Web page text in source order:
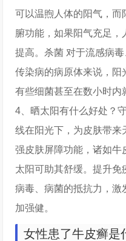
可以温煦人体的阳气，
腑功能，如果阳气充足，
提高。杀菌 对于流感病
传染病的病原体来说，阳
有些细菌甚至在数小时内
4、晒太阳有什么好处？
线在阳光下，为皮肤带来
强皮肤屏障功能，诸如牛
太阳可助其舒缓。提升
病毒、病菌的抵抗力，激
加强健。
女性患了牛皮癣是